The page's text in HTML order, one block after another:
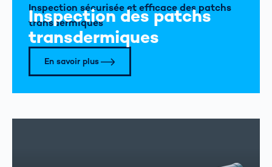
Inspection des patchs
transdermiques
Inspection sécurisée et efficace des patchs
transdermiques
En savoir plus